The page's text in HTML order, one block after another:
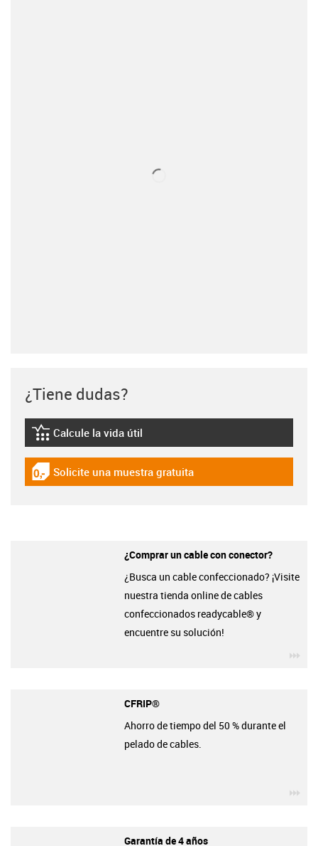
¿Tiene dudas?
igus-icon-lebensdauerrechner
Calcule la vida útil
igus-icon-gratismuster
Solicite una muestra gratuita
¿Comprar un cable con conector?
¿Busca un cable confeccionado? ¡Visite
nuestra tienda online de cables
confeccionados readycable® y
encuentre su solución!
CFRIP®
Ahorro de tiempo del 50 % durante el
pelado de cables.
Garantía de 4 años